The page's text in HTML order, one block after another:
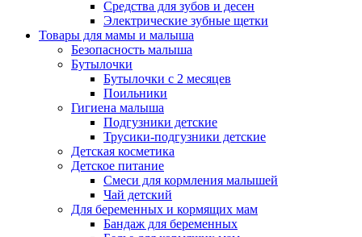
Средства для зубов и десен
Электрические зубные щетки
Товары для мамы и малыша
Безопасность малыша
Бутылочки
Бутылочки с 2 месяцев
Поильники
Гигиена малыша
Подгузники детские
Трусики-подгузники детские
Детская косметика
Детское питание
Смеси для кормления малышей
Чай детский
Для беременных и кормящих мам
Бандаж для беременных